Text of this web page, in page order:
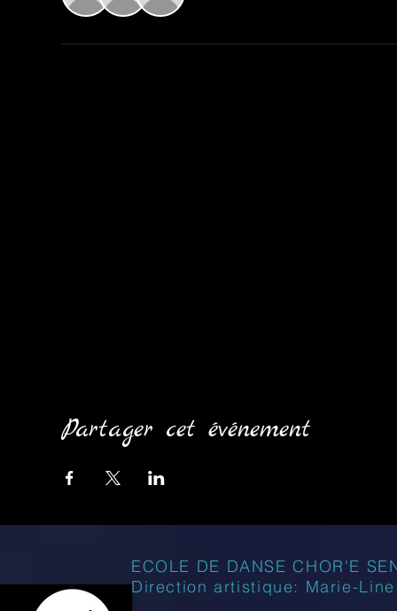
Partager cet événement
ECOLE DE DANSE CHOR'E
Direction artistique: Marie-